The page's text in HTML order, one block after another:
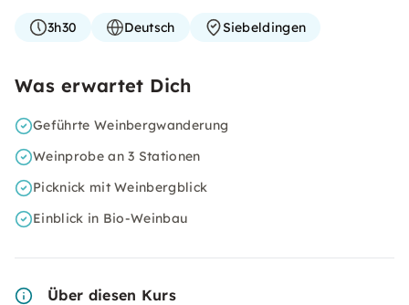
3h30 Deutsch Siebeldingen
Was erwartet Dich
Geführte Weinbergwanderung
Weinprobe an 3 Stationen
Picknick mit Weinbergblick
Einblick in Bio-Weinbau
Über diesen Kurs